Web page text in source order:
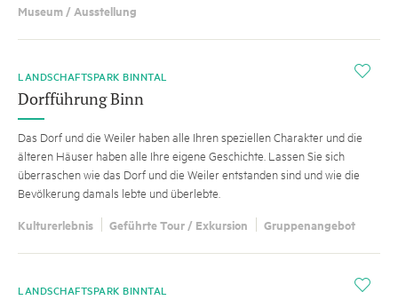
Museum / Ausstellung
i
LANDSCHAFTSPARK BINNTAL
Dorfführung Binn
Das Dorf und die Weiler haben alle Ihren speziellen Charakter und die
älteren Häuser haben alle Ihre eigene Geschichte. Lassen Sie sich
überraschen wie das Dorf und die Weiler entstanden sind und wie die
Bevölkerung damals lebte und überlebte.
Kulturerlebnis Geführte Tour / Exkursion Gruppenangebot
i
LANDSCHAFTSPARK BINNTAL